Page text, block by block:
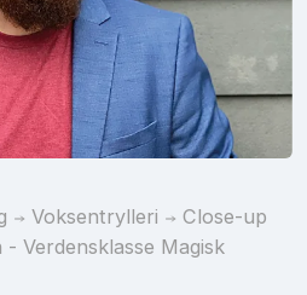
Voksentrylleri
Close-up
Verdensklasse Magisk